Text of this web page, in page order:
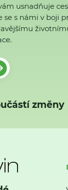
usnadňuje
se s námi v boji
změny